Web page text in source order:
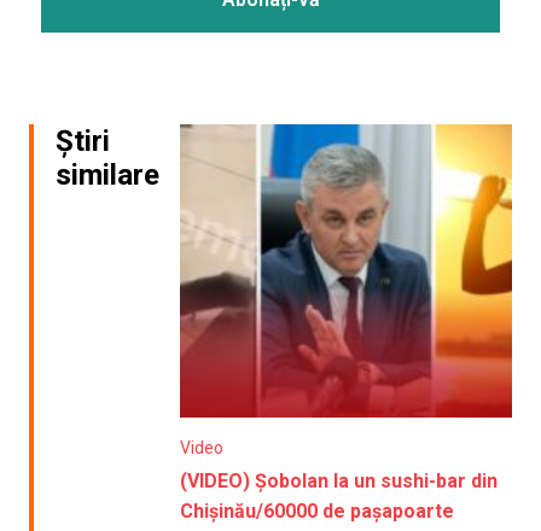
Știri
similare
Video
(VIDEO) Șobolan la un sushi-bar din
Chișinău/60000 de pașapoarte